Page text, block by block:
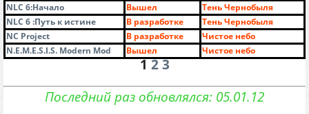
NLC 6:Начало
Вышел
Тень Чернобыля
NLC 6 :Путь к истине
В разработке
Тень Чернобыля
NC Project
В разработке
Чистое небо
N.E.M.E.S.I.S. Modern Mod
Вышел Чистое небо
12 3
Последний раз обновлялся: 05.01.12